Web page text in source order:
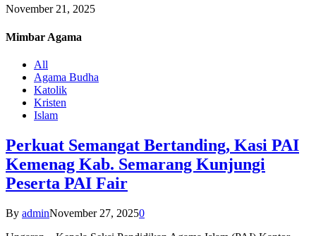
November 21, 2025
Mimbar Agama
All
Agama Budha
Katolik
Kristen
Islam
Perkuat Semangat Bertanding, Kasi PAI
Kemenag Kab. Semarang Kunjungi
Peserta PAI Fair
By adminNovember 27, 20250